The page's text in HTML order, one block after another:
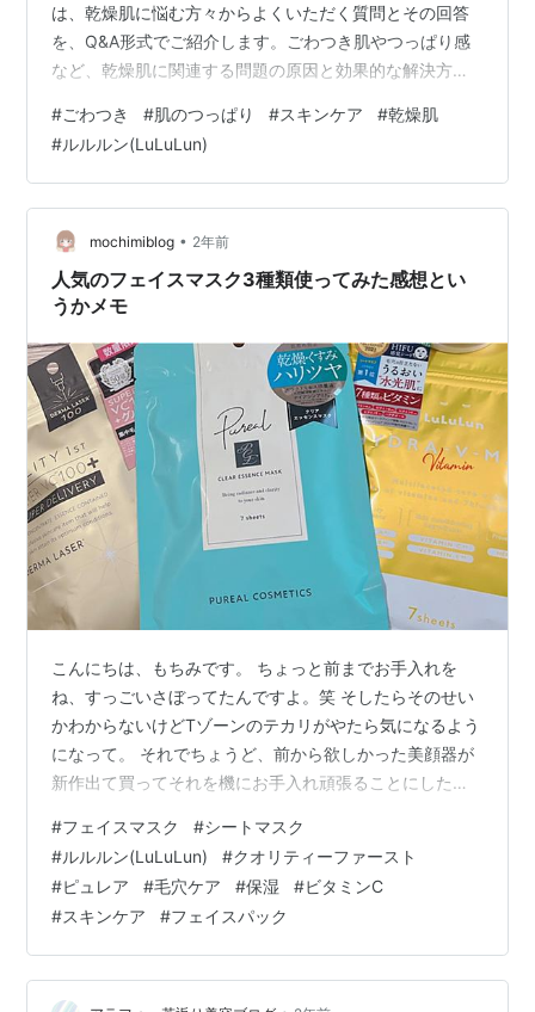
は、乾燥肌に悩む方々からよくいただく質問とその回答
を、Q&A形式でご紹介します。ごわつき肌やつっぱり感
など、乾燥肌に関連する問題の原因と効果的な解決方法
か？ A1: ごわつき肌には主に以下の原因があります。 1.
角質層の乱れ2. 過度の洗顔や入浴3. 紫外線ダメージ4. 乾
燥 これらの要因により、肌表面がざらざらとして滑らか
さを失った状態になります。 Q2: ごわつき肌を対策する
にはどうすればいいですか？ A2: ごわつき肌の対策に…
#ごわつき #肌のつっぱり #スキンケア #乾燥肌
#ルルルン(LuLuLun)
mochimiblog • 2年前
人気のフェイスマスク3種類使ってみた感想とい
うかメモ
こんにちは、もちみです。 ちょっと前までお手入れを
ね、すっごいさぼってたんですよ。笑 そしたらそのせい
かわからないけどTゾーンのテカリがやたら気になるよう
になって。 それでちょうど、前から欲しかった美顔器が
新作出て買ってそれを機にお手入れ頑張ることにしたん
ら、フェイスマスクにすることにして。 フェイスマスク
買ってみたんですけどすごい種類あるーーー！！ 飽き性
だしまだどれがいいのかわからないから、基本7シート入
り買います。 自分でも忘れないようにメモします。
QUALITY1st DERMA LASER SUPER VC 100 ルルルン ハ
イド…
#フェイスマスク #シートマスク
#ルルルン(LuLuLun) #クオリティーファースト
#ピュレア #毛穴ケア #保湿 #ビタミンC
#スキンケア #フェイスパック